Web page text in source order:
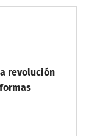
revolución